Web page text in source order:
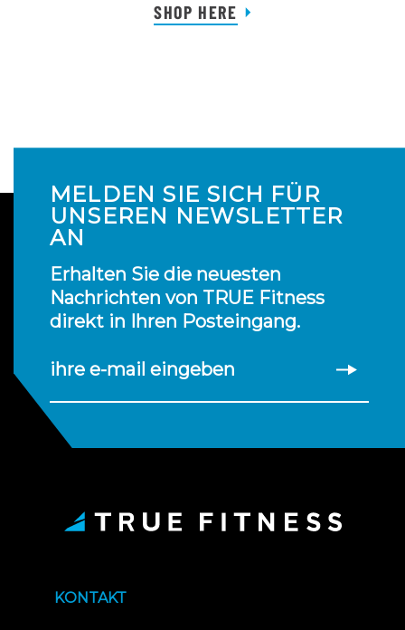
SHOP HERE
MELDEN SIE SICH FÜR
UNSEREN NEWSLETTER
AN
Erhalten Sie die neuesten
Nachrichten von TRUE Fitness
direkt in Ihren Posteingang.
ihre e-mail eingeben
KONTAKT